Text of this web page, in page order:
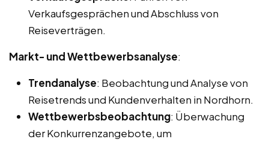
Verkaufsgesprächen und Abschluss von
Reiseverträgen.
Markt- und Wettbewerbsanalyse:
Trendanalyse: Beobachtung und Analyse von
Reisetrends und Kundenverhalten in Nordhorn.
Wettbewerbsbeobachtung: Überwachung
der Konkurrenzangebote, um